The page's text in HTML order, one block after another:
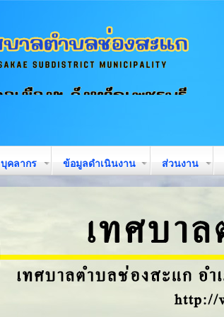
บุคลากร ข้อมูลดำเนินงาน ส่วนงาน